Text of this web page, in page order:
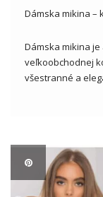
Dámska mikina –
Dámska mikina
veľkoobchodnej
všestranné a